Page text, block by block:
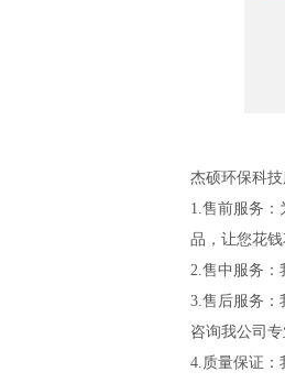
杰硕环保科
1.售前服务
品，让您花
2.售中服务：
3.售后服务：
咨询我公司
4.质量保证：